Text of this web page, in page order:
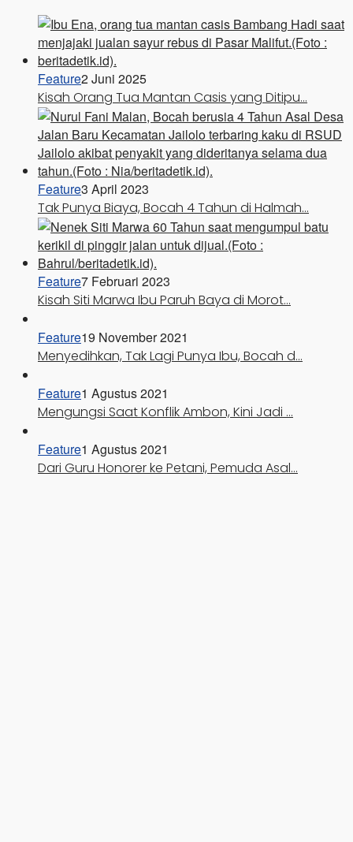
Feature2 Juni 2025
Kisah Orang Tua Mantan Casis yang Ditipu…
Feature3 April 2023
Tak Punya Biaya, Bocah 4 Tahun di Halmah…
Feature7 Februari 2023
Kisah Siti Marwa Ibu Paruh Baya di Morot…
Feature19 November 2021
Menyedihkan, Tak Lagi Punya Ibu, Bocah d…
Feature1 Agustus 2021
Mengungsi Saat Konflik Ambon, Kini Jadi …
Feature1 Agustus 2021
Dari Guru Honorer ke Petani, Pemuda Asal…